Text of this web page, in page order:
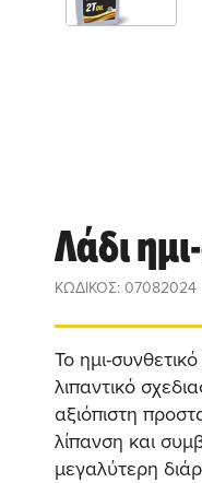
Λάδι
ΚΩΔΙΚΟΣ: 07082024
Το ημι-
λιπαντικό
αξιόπιστη
λίπανση και
μεγαλύτερη